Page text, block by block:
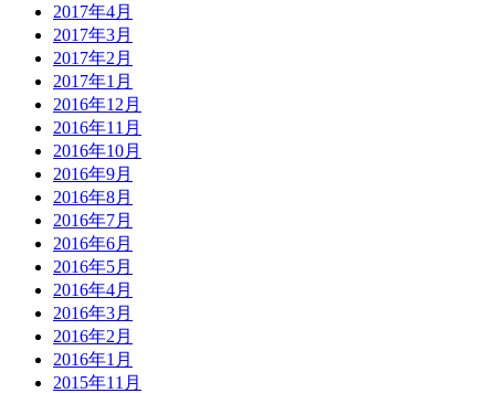
2017年4月
2017年3月
2017年2月
2017年1月
2016年12月
2016年11月
2016年10月
2016年9月
2016年8月
2016年7月
2016年6月
2016年5月
2016年4月
2016年3月
2016年2月
2016年1月
2015年11月